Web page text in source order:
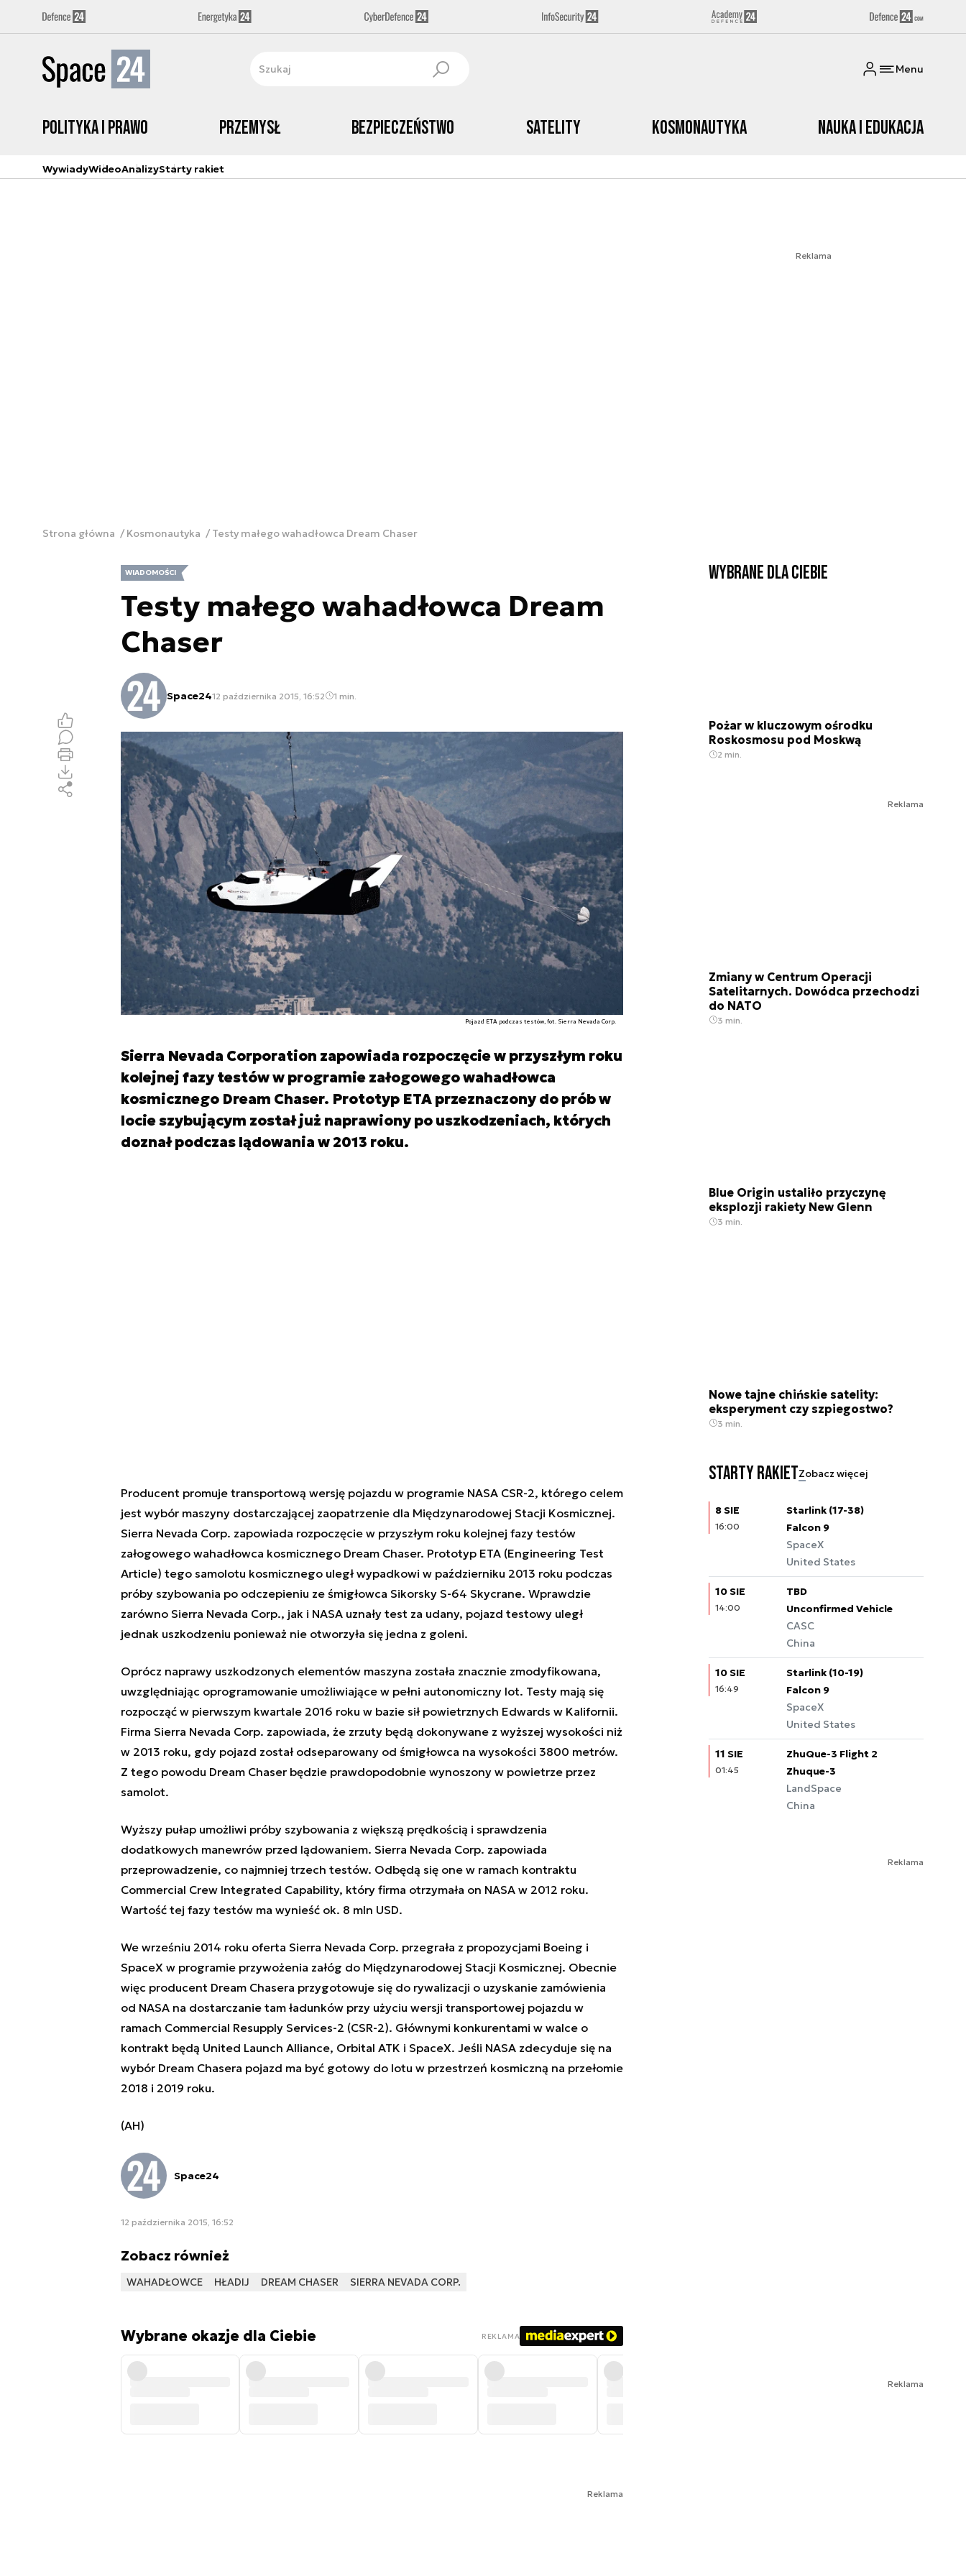
Menu
Polityka i prawo Przemysł Bezpieczeństwo Satelity Kosmonautyka Nauka i edukacja
WywiadyWideoAnalizyStarty rakiet
Reklama
Strona główna Kosmonautyka Testy małego wahadłowca Dream Chaser
WIADOMOŚCI
Testy małego wahadłowca Dream
Chaser
Space2412 października 2015, 16:52 1 min.
Pojazd ETA podczas testów, fot. Sierra Nevada Corp.
Sierra Nevada Corporation zapowiada rozpoczęcie w przyszłym roku
kolejnej fazy testów w programie załogowego wahadłowca
kosmicznego Dream Chaser. Prototyp ETA przeznaczony do prób w
locie szybującym został już naprawiony po uszkodzeniach, których
doznał podczas lądowania w 2013 roku.
Producent promuje transportową wersję pojazdu w programie NASA CSR-2, którego celem
jest wybór maszyny dostarczającej zaopatrzenie dla Międzynarodowej Stacji Kosmicznej.
Sierra Nevada Corp. zapowiada rozpoczęcie w przyszłym roku kolejnej fazy testów
załogowego wahadłowca kosmicznego Dream Chaser. Prototyp ETA (Engineering Test
Article) tego samolotu kosmicznego uległ wypadkowi w październiku 2013 roku podczas
próby szybowania po odczepieniu ze śmigłowca Sikorsky S-64 Skycrane. Wprawdzie
zarówno Sierra Nevada Corp., jak i NASA uznały test za udany, pojazd testowy uległ
jednak uszkodzeniu ponieważ nie otworzyła się jedna z goleni.
Oprócz naprawy uszkodzonych elementów maszyna została znacznie zmodyfikowana,
uwzględniając oprogramowanie umożliwiające w pełni autonomiczny lot. Testy mają się
rozpocząć w pierwszym kwartale 2016 roku w bazie sił powietrznych Edwards w Kalifornii.
Firma Sierra Nevada Corp. zapowiada, że zrzuty będą dokonywane z wyższej wysokości niż
w 2013 roku, gdy pojazd został odseparowany od śmigłowca na wysokości 3800 metrów.
Z tego powodu Dream Chaser będzie prawdopodobnie wynoszony w powietrze przez
samolot.
Wyższy pułap umożliwi próby szybowania z większą prędkością i sprawdzenia
dodatkowych manewrów przed lądowaniem. Sierra Nevada Corp. zapowiada
przeprowadzenie, co najmniej trzech testów. Odbędą się one w ramach kontraktu
Commercial Crew Integrated Capability, który firma otrzymała on NASA w 2012 roku.
Wartość tej fazy testów ma wynieść ok. 8 mln USD.
We wrześniu 2014 roku oferta Sierra Nevada Corp. przegrała z propozycjami Boeing i
SpaceX w programie przywożenia załóg do Międzynarodowej Stacji Kosmicznej. Obecnie
więc producent Dream Chasera przygotowuje się do rywalizacji o uzyskanie zamówienia
od NASA na dostarczanie tam ładunków przy użyciu wersji transportowej pojazdu w
ramach Commercial Resupply Services-2 (CSR-2). Głównymi konkurentami w walce o
kontrakt będą United Launch Alliance, Orbital ATK i SpaceX. Jeśli NASA zdecyduje się na
wybór Dream Chasera pojazd ma być gotowy do lotu w przestrzeń kosmiczną na przełomie
2018 i 2019 roku.
(AH)
Space24
12 października 2015, 16:52
Zobacz również
WAHADŁOWCE HŁADIJ DREAM CHASER SIERRA NEVADA CORP.
Wybrane okazje dla Ciebie REKLAMA
Reklama
Wybrane dla Ciebie
Pożar w kluczowym ośrodku
Roskosmosu pod Moskwą
2 min.
Reklama
Zmiany w Centrum Operacji
Satelitarnych. Dowódca przechodzi
do NATO
3 min.
Blue Origin ustaliło przyczynę
eksplozji rakiety New Glenn
3 min.
Nowe tajne chińskie satelity:
eksperyment czy szpiegostwo?
3 min.
Starty rakietZobacz więcej
8 SIE
16:00
Starlink (17-38)
Falcon 9
SpaceX
United States
10 SIE
14:00
TBD
Unconfirmed Vehicle
CASC
China
10 SIE
16:49
Starlink (10-19)
Falcon 9
SpaceX
United States
11 SIE
01:45
ZhuQue-3 Flight 2
Zhuque-3
LandSpace
China
Reklama
Reklama